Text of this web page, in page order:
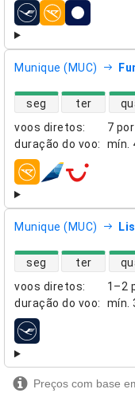
companhias aéreas
Munique (MUC)
voos diretos:
7
duração do voo: mín.
disponibilidade de
seg ter
companhias aéreas
Munique (MUC)
voos diretos:
1–2
duração do voo: mín.
disponibilidade de
seg ter
companhias aéreas
Preços com base